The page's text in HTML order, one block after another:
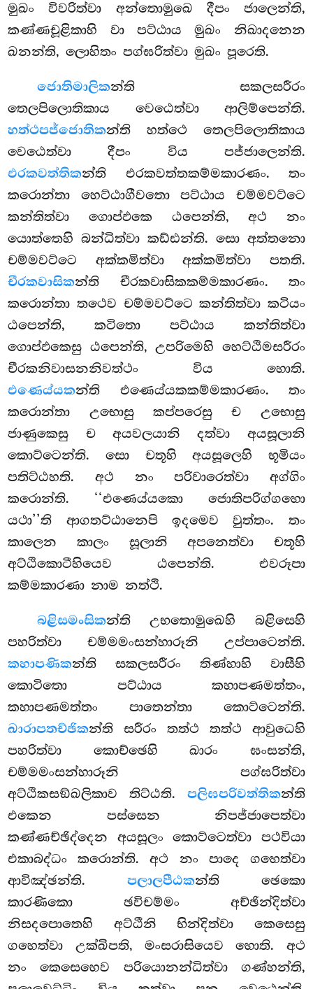
මුඛං විවරිත්වා අන්තොමුඛෙ දීපං ජාලෙන්ති,
කණ්ණචූළිකාහි වා පට්ඨාය මුඛං නිඛාදනෙන
ඛනන්ති, ලොහිතං පග්ඝරිත්වා මුඛං පූරෙති.
ජොතිමාලිකන්ති සකලසරීරං
තෙලපිලොතිකාය වෙඨෙත්වා ආලිම්පෙන්ති.
හත්ථපජ්ජොතිකන්ති හත්ථෙ තෙලපිලොතිකාය
වෙඨෙත්වා දීපං විය පජ්ජාලෙන්ති.
එරකවත්තිකන්ති එරකවත්තකම්මකාරණං. තං
කරොන්තා හෙට්ඨාගීවතො පට්ඨාය චම්මවට්ටෙ
කන්තිත්වා ගොප්ඵකෙ ඨපෙන්ති, අථ නං
යොත්තෙහි බන්ධිත්වා කඩ්ඪන්ති. සො අත්තනො
චම්මවට්ටෙ අක්කමිත්වා අක්කමිත්වා පතති.
චීරකවාසිකන්ති චීරකවාසිකකම්මකාරණං. තං
කරොන්තා තථෙව චම්මවට්ටෙ කන්තිත්වා කටියං
ඨපෙන්ති, කටිතො පට්ඨාය කන්තිත්වා
ගොප්ඵකෙසු ඨපෙන්ති, උපරිමෙහි හෙට්ඨිමසරීරං
චීරකනිවාසනනිවත්ථං විය හොති.
එණෙය්යකන්ති එණෙය්යකකම්මකාරණං. තං
කරොන්තා උභොසු කප්පරෙසු ච උභොසු
ජාණුකෙසු ච අයවලයානි දත්වා අයසූලානි
කොට්ටෙන්ති. සො චතූහි අයසූලෙහි භූමියං
පතිට්ඨහති. අථ නං පරිවාරෙත්වා අග්ගිං
කරොන්ති. ‘‘එණෙය්යකො ජොතිපරිග්ගහො
යථා’’ති ආගතට්ඨානෙපි ඉදමෙව වුත්තං. තං
කාලෙන කාලං සූලානි අපනෙත්වා චතූහි
අට්ඨිකොටීහියෙව ඨපෙන්ති. එවරූපා
කම්මකාරණා නාම නත්ථි.
බළිසමංසිකන්තිඋභතොමුඛෙහි බළිසෙහි
පහරිත්වා චම්මමංසන්හාරූනි උප්පාටෙන්ති.
කහාපණිකන්ති සකලසරීරං තිණ්හාහි වාසීහි
කොටිතො පට්ඨාය කහාපණමත්තං,
කහාපණමත්තං පාතෙන්තා කොට්ටෙන්ති.
ඛාරාපතච්ඡිකන්ති සරීරං තත්ථ තත්ථ ආවුධෙහි
පහරිත්වා කොච්ඡෙහි ඛාරං ඝංසන්ති,
චම්මමංසන්හාරූනි පග්ඝරිත්වා
අට්ඨිකසඞ්ඛලිකාව තිට්ඨති. පලිඝපරිවත්තිකන්ති
එකෙන පස්සෙන නිපජ්ජාපෙත්වා
කණ්ණච්ඡිද්දෙන අයසූලං කොට්ටෙත්වා පථවියා
එකාබද්ධං කරොන්ති. අථ නං පාදෙ ගහෙත්වා
ආවිඤ්ඡන්ති. පලාලපීඨකන්ති ඡෙකො
කාරණිකො ඡවිචම්මං අච්ඡින්දිත්වා
නිසදපොතෙහි අට්ඨීනි භින්දිත්වා කෙසෙසු
ගහෙත්වා උක්ඛිපති, මංසරාසියෙව හොති. අථ
නං කෙසෙහෙව පරියොනන්ධිත්වා ගණ්හන්ති,